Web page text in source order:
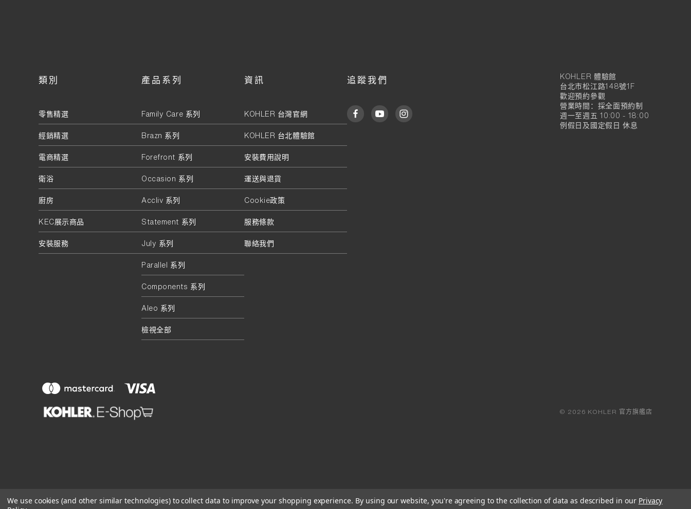
類別
零售精選
經銷精選
電商精選
衛浴
廚房
KEC展示商品
安裝服務
產品系列
Family Care 系列
Brazn 系列
Forefront 系列
Occasion 系列
Accliv 系列
Statement 系列
July 系列
Parallel 系列
Components 系列
Aleo 系列
檢視全部
資訊
KOHLER 台灣官網
KOHLER 台北體驗館
安裝費用說明
運送與退貨
Cookie政策
服務條款
聯絡我們
追蹤我們
KOHLER
官
方
旗
KOHLER 體驗館
台北市松江路148號1F
歡迎預約參觀
營業時間：採全面預約制
週一至週五 10:00 - 18:00
例假日及國定假日 休息
© 2026 KOHLER 官方旗艦店
We use cookies (and other similar technologies) to collect data to improve your shopping experience. By using our website, you're agreeing to the collection of data as described in our Privacy